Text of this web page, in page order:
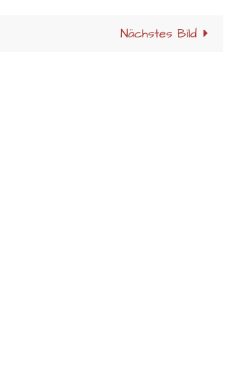
Nächstes Bild